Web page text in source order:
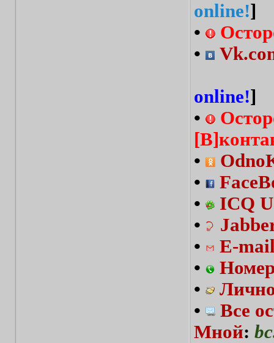
online!]
•
•
online!]
•
•
•
•
ICQ
•
•
E-
•
•
•
Все
Мной: